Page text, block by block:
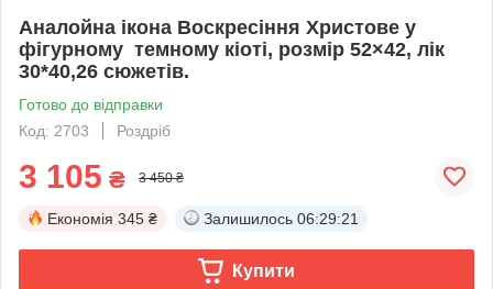
Аналойна ікона Воскресіння Христове у
фігурному темному кіоті, розмір 52×42, лік
30*40,26 сюжетів.
Готово до відправки
Код: 2703
Роздріб
3 105 ₴ 3 450 ₴
Економія 345 ₴ Залишилось 06:29:20
Купити